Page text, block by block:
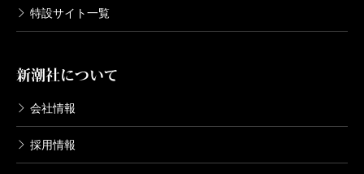
特設サイト一覧
新潮社について
会社情報
採用情報